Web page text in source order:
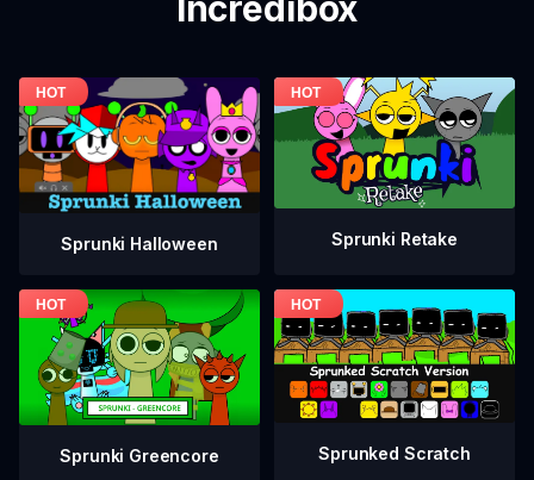
Sprunki Halloween Sprunki Retake
Sprunki Greencore Sprunked Scratch